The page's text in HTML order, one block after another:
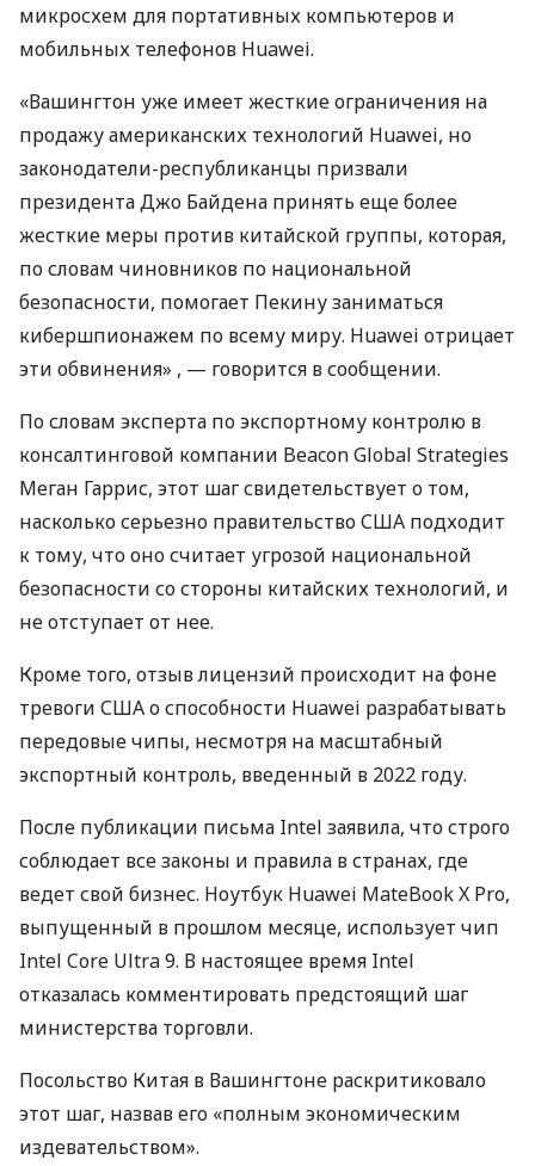
микросхем для портативных компьютеров и
мобильных телефонов Huawei.
«Вашингтон уже имеет жесткие ограничения на
продажу американских технологий Huawei, но
законодатели-республиканцы призвали
президента Джо Байдена принять еще более
жесткие меры против китайской группы, которая,
по словам чиновников по национальной
безопасности, помогает Пекину заниматься
кибершпионажем по всему миру. Huawei отрицает
эти обвинения» , — говорится в сообщении.
По словам эксперта по экспортному контролю в
консалтинговой компании Beacon Global Strategies
Меган Гаррис, этот шаг свидетельствует о том,
насколько серьезно правительство США подходит
к тому, что оно считает угрозой национальной
безопасности со стороны китайских технологий, и
не отступает от нее.
Кроме того, отзыв лицензий происходит на фоне
тревоги США о способности Huawei разрабатывать
передовые чипы, несмотря на масштабный
экспортный контроль, введенный в 2022 году.
После публикации письма Intel заявила, что строго
соблюдает все законы и правила в странах, где
ведет свой бизнес. Ноутбук Huawei MateBook X Pro,
выпущенный в прошлом месяце, использует чип
Intel Core Ultra 9. В настоящее время Intel
отказалась комментировать предстоящий шаг
министерства торговли.
Посольство Китая в Вашингтоне раскритиковало
этот шаг, назвав его «полным экономическим
издевательством».